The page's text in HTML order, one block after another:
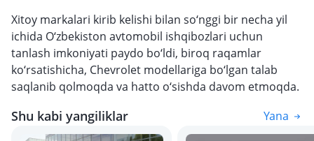
Xitoy markalari kirib kelishi bilan so‘nggi bir necha yil
ichida O‘zbekiston avtomobil ishqibozlari uchun
tanlash imkoniyati paydo bo‘ldi, biroq raqamlar
ko‘rsatishicha, Chevrolet modellariga bo‘lgan talab
saqlanib qolmoqda va hatto o‘sishda davom etmoqda.
Shu kabi yangiliklar Yana